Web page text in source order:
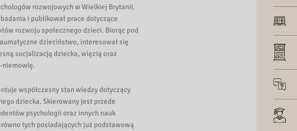
rozwojowych w Wielkiej Brytanii.
i publikował prace dotyczące
rozwoju społecznego dzieci. Biorąc pod
dzieciństwo, interesował się
socjalizacją dziecka, więzią oraz
niemowlę.
współczesny stan wiedzy dotyczący
dziecka. Skierowany jest przede
psychologii oraz innych nauk
tych posiadających już podstawową